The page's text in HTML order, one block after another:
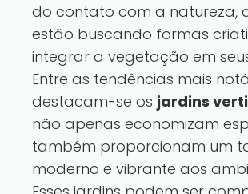
do contato com a natureza,
estão buscando formas
integrar a vegetação em
Entre as tendências mais
destacam-se os jardins
não apenas economizam
também proporcionam um
moderno e vibrante aos